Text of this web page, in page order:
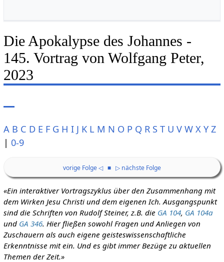
Die Apokalypse des Johannes -
145. Vortrag von Wolfgang Peter,
2023
A B C D E F G H I J K L M N O P Q R S T U V W X Y Z
| 0-9
vorige Folge ◁ ■ ▷ nächste Folge
«Ein interaktiver Vortragszyklus über den Zusammenhang mit
dem Wirken Jesu Christi und dem eigenen Ich. Ausgangspunkt
sind die Schriften von Rudolf Steiner, z.B. die GA 104, GA 104a
und GA 346. Hier fließen sowohl Fragen und Anliegen von
Zuschauern als auch eigene geisteswissenschaftliche
Erkenntnisse mit ein. Und es gibt immer Bezüge zu aktuellen
Themen der Zeit.»